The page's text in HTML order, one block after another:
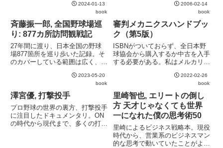
コストで発掘することが大きな目
的であった。一方、本書アメリカ
ン・ベースボール革命は、いかに
して優れた選手を育成するかに
主...
2024-01-13
book
カーは手を使用してはいけないの
か、なぜ野球やクリケットではプ
レイヤーからのアピールがない
と...
2006-02-14
book
斉藤振一郎, 全国野球場巡
り: 877カ所訪問観戦記
27年間に渡り、日本全国の野球
場877箇所を巡り歩いた記録。そ
のカバーしている範囲は広く、プ
る有名球場はもちろんのこと、企
業や大学の私設球場や地方の名も
なき球場までもが網羅されてい
る。インターネットで球場の情
報...
2023-05-20
book
審判メカニクスハンドブッ
ク（第5版）
ISBNがついておらず、全日本野
球協会から購入するか中古を入手
する必要がある。私はメルカリで
容はだいぶ玄人向きで、基本的な
用語の解説もない。"ゴーアウト"
などの基礎的な語はおろか、"メ
カニクス" の意味する...
2022-02-26
book
澤宮優, 打撃投手
プロ野球の世界の裏方、打撃投手
に注目したドキュメンタリ。ON
の時代から現代まで、多くの打撃
里崎智也, エリートの倒し
方 天才じゃなくても世界
一になれた僕の思考術50
里崎によるビジネス戦略本。現役
時代から、営業系のビジネスマン
的な思考で動いていたことがよく